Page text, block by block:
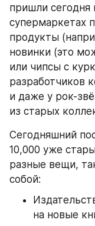
пришли сегодня
супермаркетах
продукты
новинки (это
или чипсы с
разработчиков
и даже у рок-
из старых
Сегодняшний
10,000 уже
разные вещи,
собой:
на новые